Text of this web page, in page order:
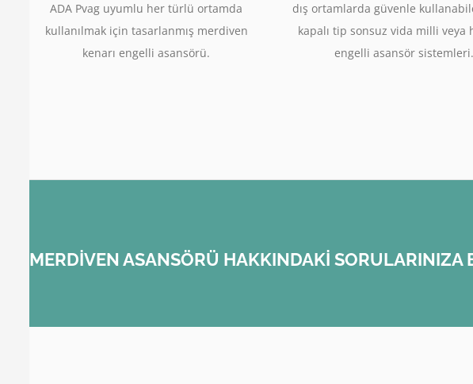
ADA Pvag uyumlu her türlü ortamda
kullanılmak için tasarlanmış merdiven
kenarı engelli asansörü.
dış ortamlarda güvenle
kapalı tip sonsuz vida milli veya
engelli asansör sistemleri.
MERDİVEN ASANSÖRÜ HAKKINDAKİ SORULARINIZA